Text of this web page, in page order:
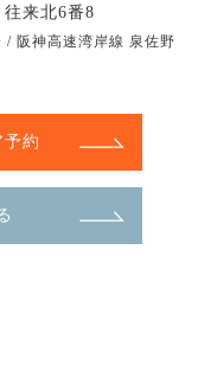
来北6番8
/ 阪神高速湾岸線 泉佐野
約